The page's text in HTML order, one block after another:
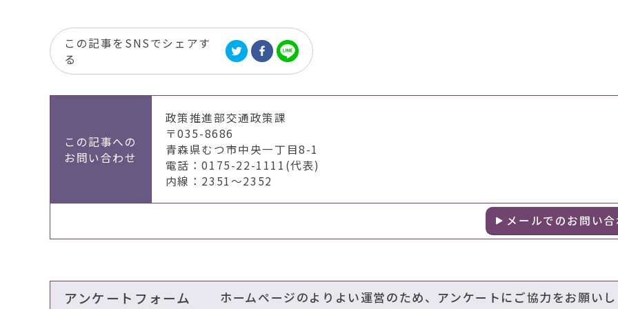
この記事をSNSでシェアす
る
この記事への
お問い合わせ
政策推進部交通政策課
〒035-8686
青森県むつ市中央一丁目8-1
電話：0175-22-1111(代表)
内線：2351～2352
メールでのお問い合
アンケートフォーム ホームページのよりよい運営のため、アンケートにご協力をお願い